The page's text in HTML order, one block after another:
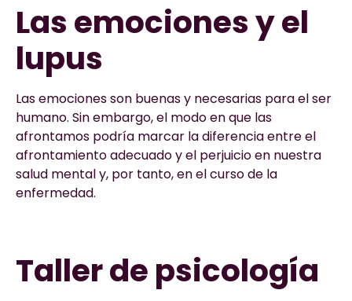
Las emociones y el
lupus
Las emociones son buenas y necesarias para el ser
humano. Sin embargo, el modo en que las
afrontamos podría marcar la diferencia entre el
afrontamiento adecuado y el perjuicio en nuestra
salud mental y, por tanto, en el curso de la
enfermedad.
Taller de psicología